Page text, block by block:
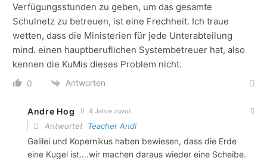
Verfügungsstunden zu geben, um das gesamte
Schulnetz zu betreuen, ist eine Frechheit. Ich traue
wetten, dass die Ministerien für jede Unterabteilung
mind. einen hauptberuflichen Systembetreuer hat, also
kennen die KuMis dieses Problem nicht.
0 Antworten
Andre Hog 4 Jahre zuvor
Antwortet Teacher Andi
Galilei und Kopernikus haben bewiesen, dass die Erde
eine Kugel ist….wir machen daraus wieder eine Scheibe.